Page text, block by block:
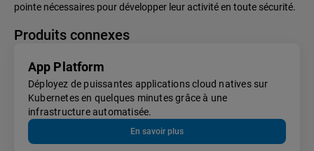
pointe nécessaires pour développer leur activité en toute sécurité.
Produits connexes
App Platform
Déployez de puissantes applications cloud natives sur
Kubernetes en quelques minutes grâce à une
infrastructure automatisée.
En savoir plus